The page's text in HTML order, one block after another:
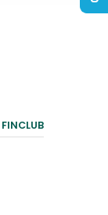
FINCLUB